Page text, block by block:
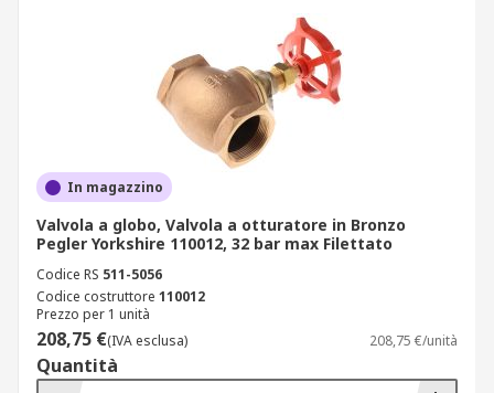
In magazzino
Valvola a globo, Valvola a otturatore in Bronzo
Pegler Yorkshire 110012, 32 bar max Filettato
Codice RS 511-5056
Codice costruttore 110012
Prezzo per 1 unità
208,75 €(IVA esclusa) 208,75 €/unità
Quantità